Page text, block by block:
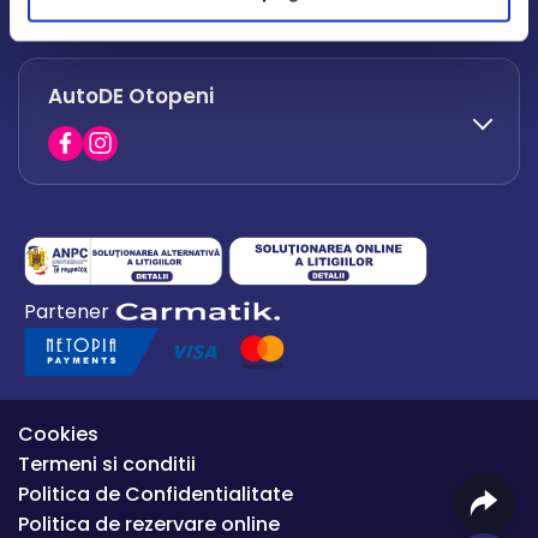
office.afumati@autode.ro
0730 063 852
0730 063 851
AutoDE Otopeni
0754 649 360
office.premium@autode.ro
Partener
Cookies
Termeni si conditii
Politica de Confidentialitate
Politica de rezervare online